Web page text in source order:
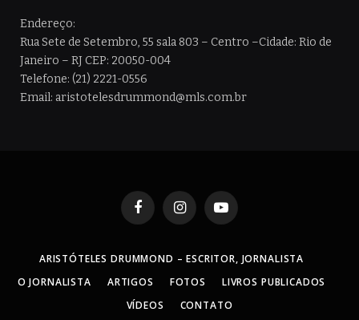
Endereço:
Rua Sete de Setembro, 55 sala 803 – Centro –Cidade: Rio de
Janeiro – RJ CEP: 20050-004
Telefone: (21) 2221-0556
Email: aristotelesdrummond@mls.com.br
FacebookInstagramYouTube
ARISTÓTELES DRUMMOND – ESCRITOR, JORNALISTA
O JORNALISTA
ARTIGOS FOTOS
LIVROS PUBLICADOS
VÍDEOS
CONTATO